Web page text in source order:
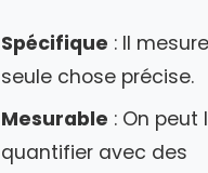
Spécifique : Il
seule chose précise.
Mesurable : On peut
quantifier avec des